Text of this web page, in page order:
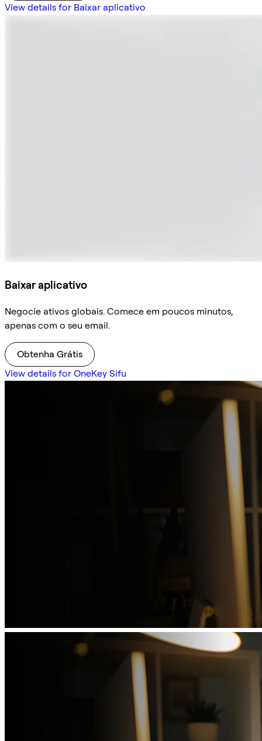
View details for Baixar aplicativo
Baixar aplicativo
Negocie ativos globais. Comece em poucos minutos,
apenas com o seu email.
Obtenha Grátis
View details for OneKey Sifu